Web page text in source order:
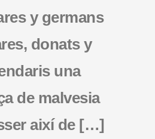
y germans
donats y
una
de malvesia
així de […]